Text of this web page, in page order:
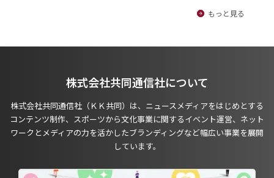
もっと見る
株式会社共同通信社について
株式会社共同通信社（ＫＫ共同）は、ニュースメディアをはじめとする
コンテンツ制作、スポーツから文化事業に関するイベント運営、ネット
ワークとメディアの力を活かしたブランディングなど幅広い事業を展開
しています。